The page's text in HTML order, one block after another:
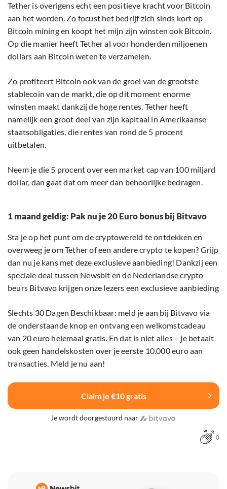
Tether is overigens echt een positieve kracht voor Bitcoin
aan het worden. Zo focust het bedrijf zich sinds kort op
Bitcoin mining en koopt het mijn zijn winsten ook Bitcoin.
Op die manier heeft Tether al voor honderden miljoenen
dollars aan Bitcoin weten te verzamelen.
Zo profiteert Bitcoin ook van de groei van de grootste
stablecoin van de markt, die op dit moment enorme
winsten maakt dankzij de hoge rentes. Tether heeft
namelijk een groot deel van zijn kapitaal in Amerikaanse
staatsobligaties, die rentes van rond de 5 procent
uitbetalen.
Neem je die 5 procent over een market cap van 100 miljard
dollar, dan gaat dat om meer dan behoorlijke bedragen.
1 maand geldig: Pak nu je 20 Euro bonus bij Bitvavo
Sta je op het punt om de cryptowereld te ontdekken en
overweeg je om Tether of een andere crypto te kopen? Grijp
dan nu je kans met deze exclusieve aanbieding! Dankzij een
speciale deal tussen Newsbit en de Nederlandse crypto
beurs Bitvavo krijgen onze lezers een exclusieve aanbieding
Slechts 30 Dagen Beschikbaar: meld je aan bij Bitvavo via
de onderstaande knop en ontvang een welkomstcadeau
van 20 euro helemaal gratis. En dat is niet alles – je betaalt
ook geen handelskosten over je eerste 10.000 euro aan
transacties. Meld je nu aan!
Claim je €10 gratis
Je wordt doorgestuurd naar
0